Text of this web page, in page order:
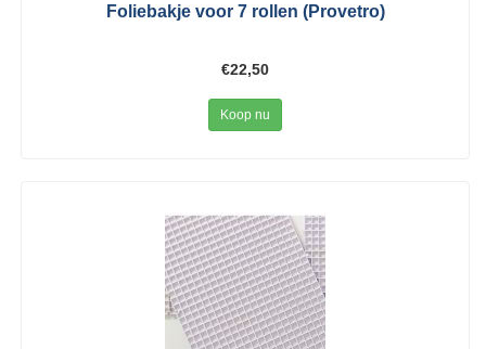
Foliebakje voor 7 rollen (Provetro)
€22,50
Koop nu